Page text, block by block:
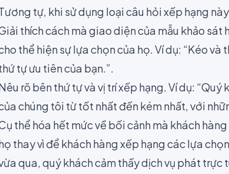
tự, khi sử dụng loại câu hỏi xếp hạng
thích cách mà giao diện của mẫu khảo
thể hiện sự lựa chọn của họ. Ví dụ: “Kéo
tự ưu tiên của bạn.”.
rõ bên thứ tự và vị trí xếp hạng. Ví dụ:
chúng tôi từ tốt nhất đến kém nhất, với
thể hóa hết mức về bối cảnh mà khách
thay vì để khách hàng xếp hạng các lựa
qua, quý khách cảm thấy dịch vụ phát